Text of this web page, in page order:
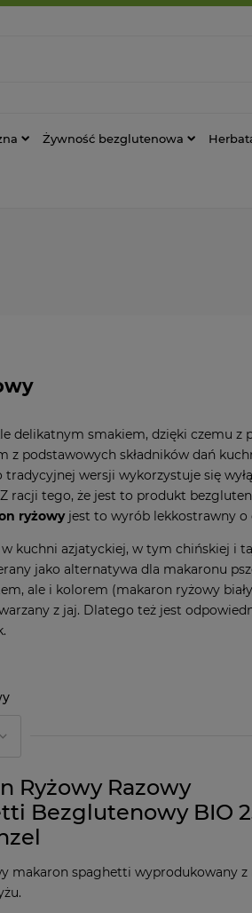
Żywność bezglutenowa
delikatnym smakiem, dzięki czemu z
z podstawowych składników dań
wersji wykorzystuje się
racji tego, że jest to produkt
ryżowyjest to wyrób lekkostrawny o
kuchni azjatyckiej, w tym chińskiej i
jako alternatywa dla makaronu
ale i kolorem (makaron ryżowy
z jaj. Dlatego też jest
Ryżowy Razowy
Bezglutenowy BIO
makaron spaghetti wyprodukowany z